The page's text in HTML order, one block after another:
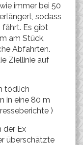
immer bei 50
sodass
Es gibt
am Stück,
Abfahrten.
Ziellinie auf
tödlich
in eine 80 m
)
der Ex
überschätzte